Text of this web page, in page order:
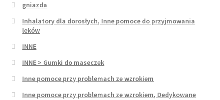
gniazda
Inhalatory dla dorosłych, Inne pomoce do przyjmowania
leków
INNE
INNE > Gumki do maseczek
Inne pomoce przy problemach ze wzrokiem
Inne pomoce przy problemach ze wzrokiem, Dedykowane